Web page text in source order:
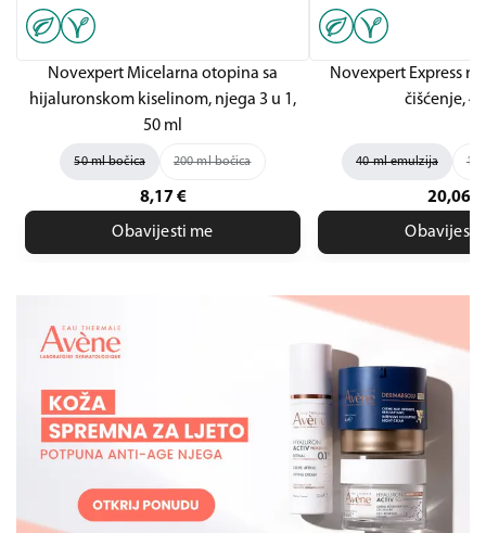
Novexpert Micelarna otopina sa
hijaluronskom kiselinom, njega 3 u 1,
50 ml
50 ml bočica 200 ml bočica
8,17 €
Obavijesti me
Novexpert Express
čišćenje,
40 ml emulzija
20,06
Obavijesti